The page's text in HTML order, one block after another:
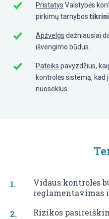
Pristatys Valstybės
pirkimų tarnybos
Apžvelgs dažniausiai
išvengimo būdus.
Pateiks pavyzdžius,
kontrolės sistemą, kad
nuoseklus.
Vidaus kontrolės
reglamentavimas
Rizikos